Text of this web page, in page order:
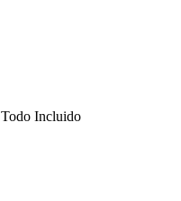
Todo Incluido